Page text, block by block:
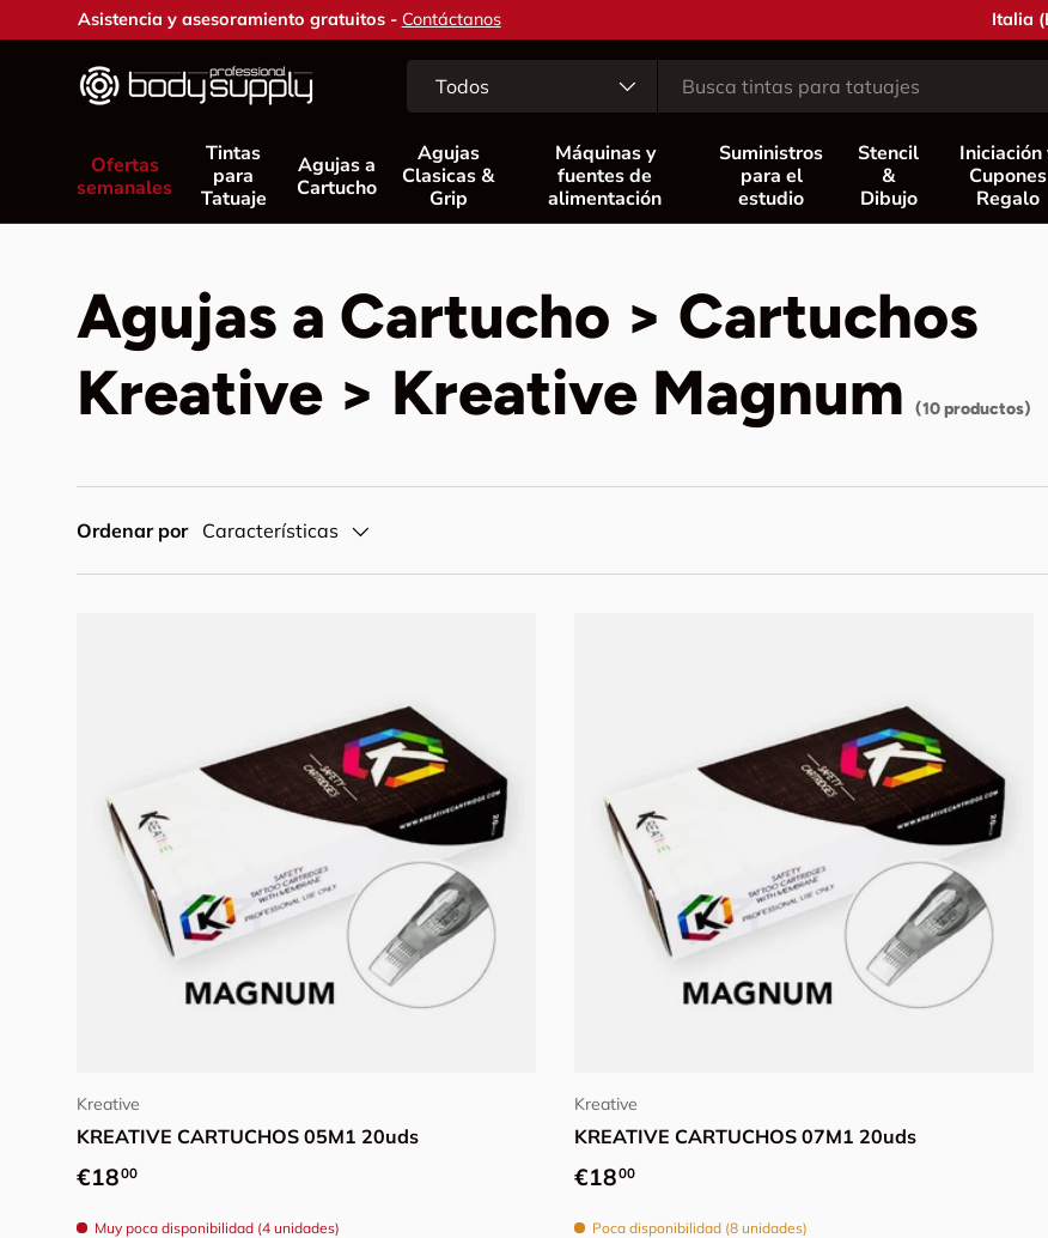
Ir al contenido
Asistencia y asesoramiento gratuitos - Contáctanos País/
Italia
Todos
Ofertas
semanales
Tintas
para
Tatuaje
Agujas a
Cartucho
Agujas
Clasicas &
Grip
Máquinas y
fuentes de
alimentación
Suministros
para el
estudio
Stencil
&
Dibujo
Iniciación
Cupones
Regalo
Agujas a Cartucho > Cartuchos
Kreative > Kreative Magnum
(10 productos)
Ordenar por Características
Kreative
KREATIVE CARTUCHOS 05M1 20uds
Precio normal
€1800
Muy poca disponibilidad (4 unidades)
Kreative
KREATIVE CARTUCHOS 07M1 20uds
Precio normal
€1800
Poca disponibilidad (8 unidades)